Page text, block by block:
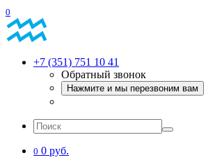
0
+7 (351) 751 10 41
Обратный звонок
Нажмите и мы перезвоним вам
0 0 руб.